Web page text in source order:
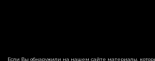
Если Вы обнаружили на нашем сайте материалы,